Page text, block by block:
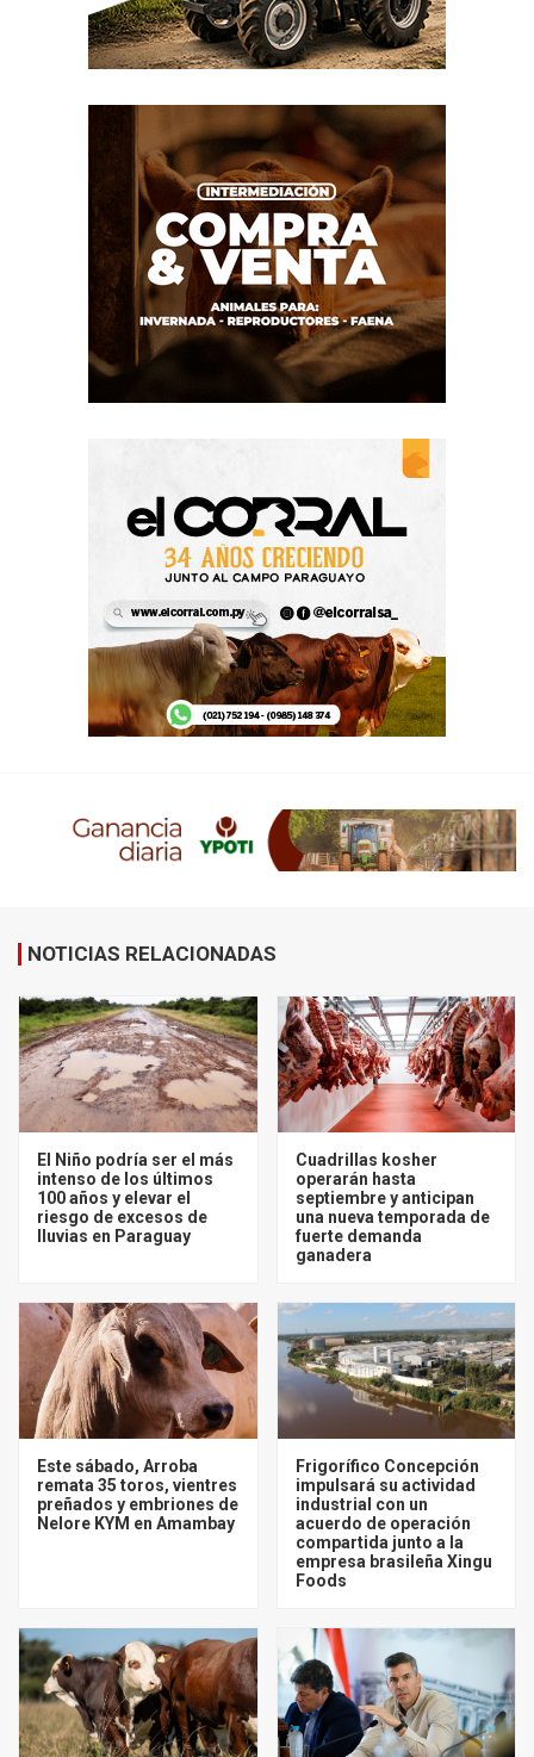
NOTICIAS RELACIONADAS
El Niño podría ser el más
intenso de los últimos
100 años y elevar el
riesgo de excesos de
lluvias en Paraguay
Cuadrillas kosher
operarán hasta
septiembre y anticipan
una nueva temporada de
fuerte demanda
ganadera
Este sábado, Arroba
remata 35 toros, vientres
preñados y embriones de
Nelore KYM en Amambay
Frigorífico Concepción
impulsará su actividad
industrial con un
acuerdo de operación
compartida junto a la
empresa brasileña Xingu
Foods